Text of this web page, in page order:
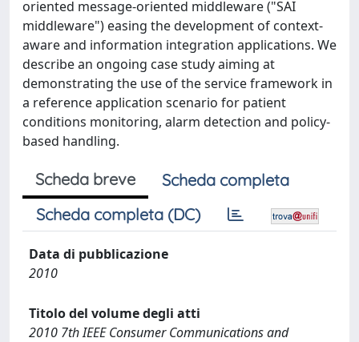
oriented message-oriented middleware ("SAI
middleware") easing the development of context-
aware and information integration applications. We
describe an ongoing case study aiming at
demonstrating the use of the service framework in
a reference application scenario for patient
conditions monitoring, alarm detection and policy-
based handling.
Scheda breve
Scheda completa
Scheda completa (DC)
Data di pubblicazione
2010
Titolo del volume degli atti
2010 7th IEEE Consumer Communications and